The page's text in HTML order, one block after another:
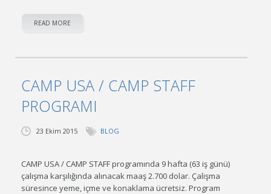
READ MORE
CAMP USA / CAMP STAFF
PROGRAMI
23 Ekim 2015 BLOG
CAMP USA / CAMP STAFF programında 9 hafta (63 iş günü)
çalışma karşılığında alınacak maaş 2.700 dolar. Çalişma
süresince yeme, içme ve konaklama ücretsiz. Program